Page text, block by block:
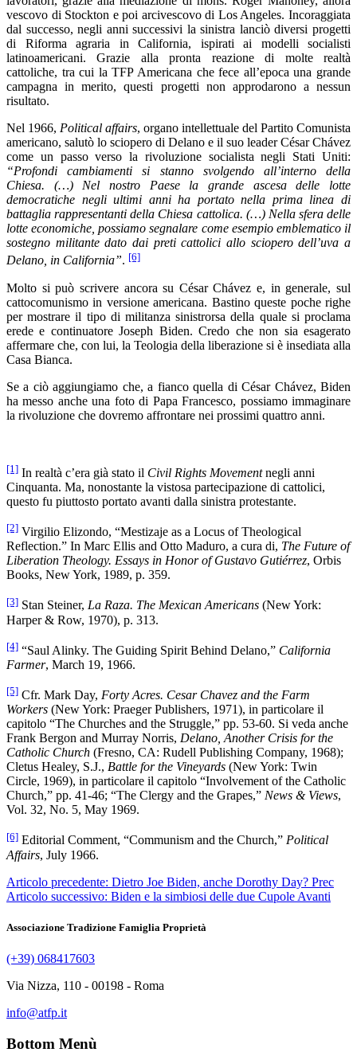
vescovo di Stockton e poi arcivescovo di Los Angeles. Incoraggiata
dal successo, negli anni successivi la sinistra lanciò diversi progetti
di Riforma agraria in California, ispirati ai modelli socialisti
latinoamericani. Grazie alla pronta reazione di molte realtà
cattoliche, tra cui la TFP Americana che fece all’epoca una grande
campagna in merito, questi progetti non approdarono a nessun
risultato.
Nel 1966, Political affairs, organo intellettuale del Partito Comunista
americano, salutò lo sciopero di Delano e il suo leader César Chávez
come un passo verso la rivoluzione socialista negli Stati Uniti:
“Profondi cambiamenti si stanno svolgendo all’interno della
Chiesa. (…) Nel nostro Paese la grande ascesa delle lotte
democratiche negli ultimi anni ha portato nella prima linea di
battaglia rappresentanti della Chiesa cattolica. (…) Nella sfera delle
lotte economiche, possiamo segnalare come esempio emblematico il
sostegno militante dato dai preti cattolici allo sciopero dell’uva a
Delano, in California”. [6]
Molto si può scrivere ancora su César Chávez e, in generale, sul
cattocomunismo in versione americana. Bastino queste poche righe
per mostrare il tipo di militanza sinistrorsa della quale si proclama
erede e continuatore Joseph Biden. Credo che non sia esagerato
affermare che, con lui, la Teologia della liberazione si è insediata alla
Casa Bianca.
Se a ciò aggiungiamo che, a fianco quella di César Chávez, Biden
ha messo anche una foto di Papa Francesco, possiamo immaginare
la rivoluzione che dovremo affrontare nei prossimi quattro anni.
[1] In realtà c’era già stato il Civil Rights Movementnegli anni
Cinquanta. Ma, nonostante la vistosa partecipazione di cattolici,
questo fu piuttosto portato avanti dalla sinistra protestante.
[2] Virgilio Elizondo, “Mestizaje as a Locus of Theological
Reflection.” In Marc Ellis and Otto Maduro, a cura di, The Future of
Liberation Theology. Essays in Honor of Gustavo Gutiérrez, Orbis
Books, New York, 1989, p. 359.
[3] Stan Steiner, La Raza. The Mexican Americans (New York:
Harper & Row, 1970), p. 313.
[4] “Saul Alinky. The Guiding Spirit Behind Delano,” California
Farmer, March 19, 1966.
[5] Cfr. Mark Day, Forty Acres. Cesar Chavez and the Farm
Workers (New York: Praeger Publishers, 1971), in particolare il
capitolo “The Churches and the Struggle,” pp. 53-60. Si veda anche
Frank Bergon and Murray Norris, Delano, Another Crisis for the
Catholic Church (Fresno, CA: Rudell Publishing Company, 1968);
Cletus Healey, S.J., Battle for the Vineyards (New York: Twin
Circle, 1969), in particolare il capitolo “Involvement of the Catholic
Church,” pp. 41-46; “The Clergy and the Grapes,” News & Views,
Vol. 32, No. 5, May 1969.
[6] Editorial Comment, “Communism and the Church,” Political
Affairs, July 1966.
Articolo precedente: Dietro Joe Biden, anche Dorothy Day? Prec
Articolo successivo: Biden e la simbiosi delle due Cupole Avanti
Associazione Tradizione Famiglia Proprietà
(+39) 068417603
Via Nizza, 110 - 00198 - Roma
info@atfp.it
Bottom Menù